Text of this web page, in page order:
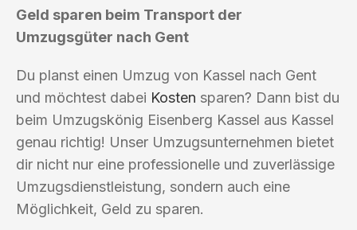
Geld sparen beim Transport der
Umzugsgüter nach Gent
Du planst einen Umzug von Kassel nach Gent
und möchtest dabei Kosten sparen? Dann bist du
beim Umzugskönig Eisenberg Kassel aus Kassel
genau richtig! Unser Umzugsunternehmen bietet
dir nicht nur eine professionelle und zuverlässige
Umzugsdienstleistung, sondern auch eine
Möglichkeit, Geld zu sparen.